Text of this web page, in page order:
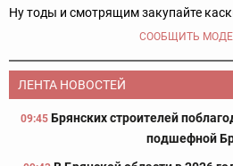
Ну тоды и смотрящим закупайте
СООБЩИТЬ
ЛЕНТА НОВОСТЕЙ
09:45 Брянских строителей
подшефной